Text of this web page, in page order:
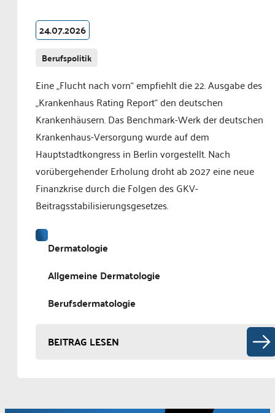
24.07.2026
Berufspolitik
Eine „Flucht nach vorn“ empfiehlt die 22. Ausgabe des
„Krankenhaus Rating Report“ den deutschen
Krankenhäusern. Das Benchmark-Werk der deutschen
Krankenhaus-Versorgung wurde auf dem
Hauptstadtkongress in Berlin vorgestellt. Nach
vorübergehender Erholung droht ab 2027 eine neue
Finanzkrise durch die Folgen des GKV-
Beitragsstabilisierungsgesetzes.
Dermatologie
Allgemeine Dermatologie
Berufsdermatologie
BEITRAG LESEN